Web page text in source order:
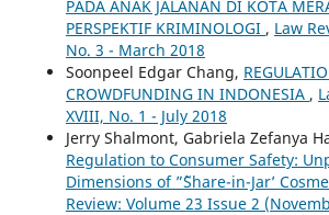
PADA ANAK JALANAN DI KOTA
PERSPEKTIF KRIMINOLOGI , Law
No. 3 - March 2018
Soonpeel Edgar Chang,
CROWDFUNDING IN INDONESIA ,
XVIII, No. 1 - July 2018
Jerry Shalmont, Gabriela Zefanya
Regulation to Consumer Safety:
Dimensions of ”˜Share-in-Jar’
Review: Volume 23 Issue 2